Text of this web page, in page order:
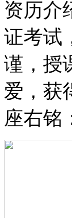
资历介
证考试
谨，授
爱，获
座右铭